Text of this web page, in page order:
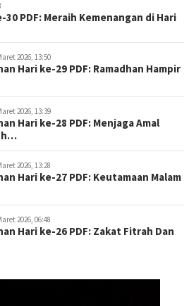
PDF: Meraih Kemenangan di Hari
2026, 13:50
Hari ke-29 PDF: Ramadhan Hampir
2026, 13:39
Hari ke-28 PDF: Menjaga Amal
2026, 13:28
Hari ke-27 PDF: Keutamaan Malam
2026, 06:48
Hari ke-26 PDF: Zakat Fitrah Dan